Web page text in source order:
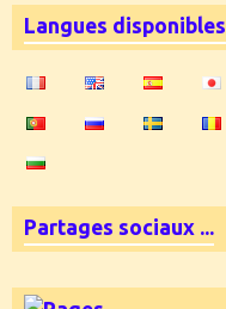
Langues disponibles
Partages sociaux ...